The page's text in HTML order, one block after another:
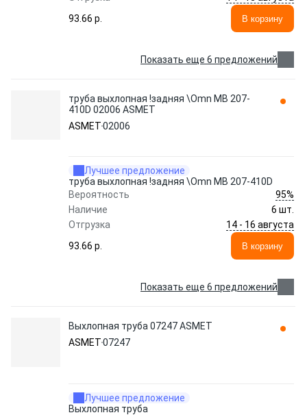
93.66 p.
В корзину
Показать еще 6 предложений
труба выхлопная !задняя \Omn MB 207-
410D 02006 ASMET
ASMET02006
Лучшее предложение
труба выхлопная !задняя \Omn MB 207-410D
Вероятность
95%
Наличие
6 шт.
Отгрузка
14 - 16 августа
93.66 p.
В корзину
Показать еще 6 предложений
Выхлопная труба 07247 ASMET
ASMET07247
Лучшее предложение
Выхлопная труба